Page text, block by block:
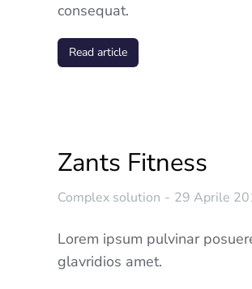
consequat.
Read article
Zants Fitness
Complex solution 29 Aprile
Lorem ipsum pulvinar
glavridios amet.